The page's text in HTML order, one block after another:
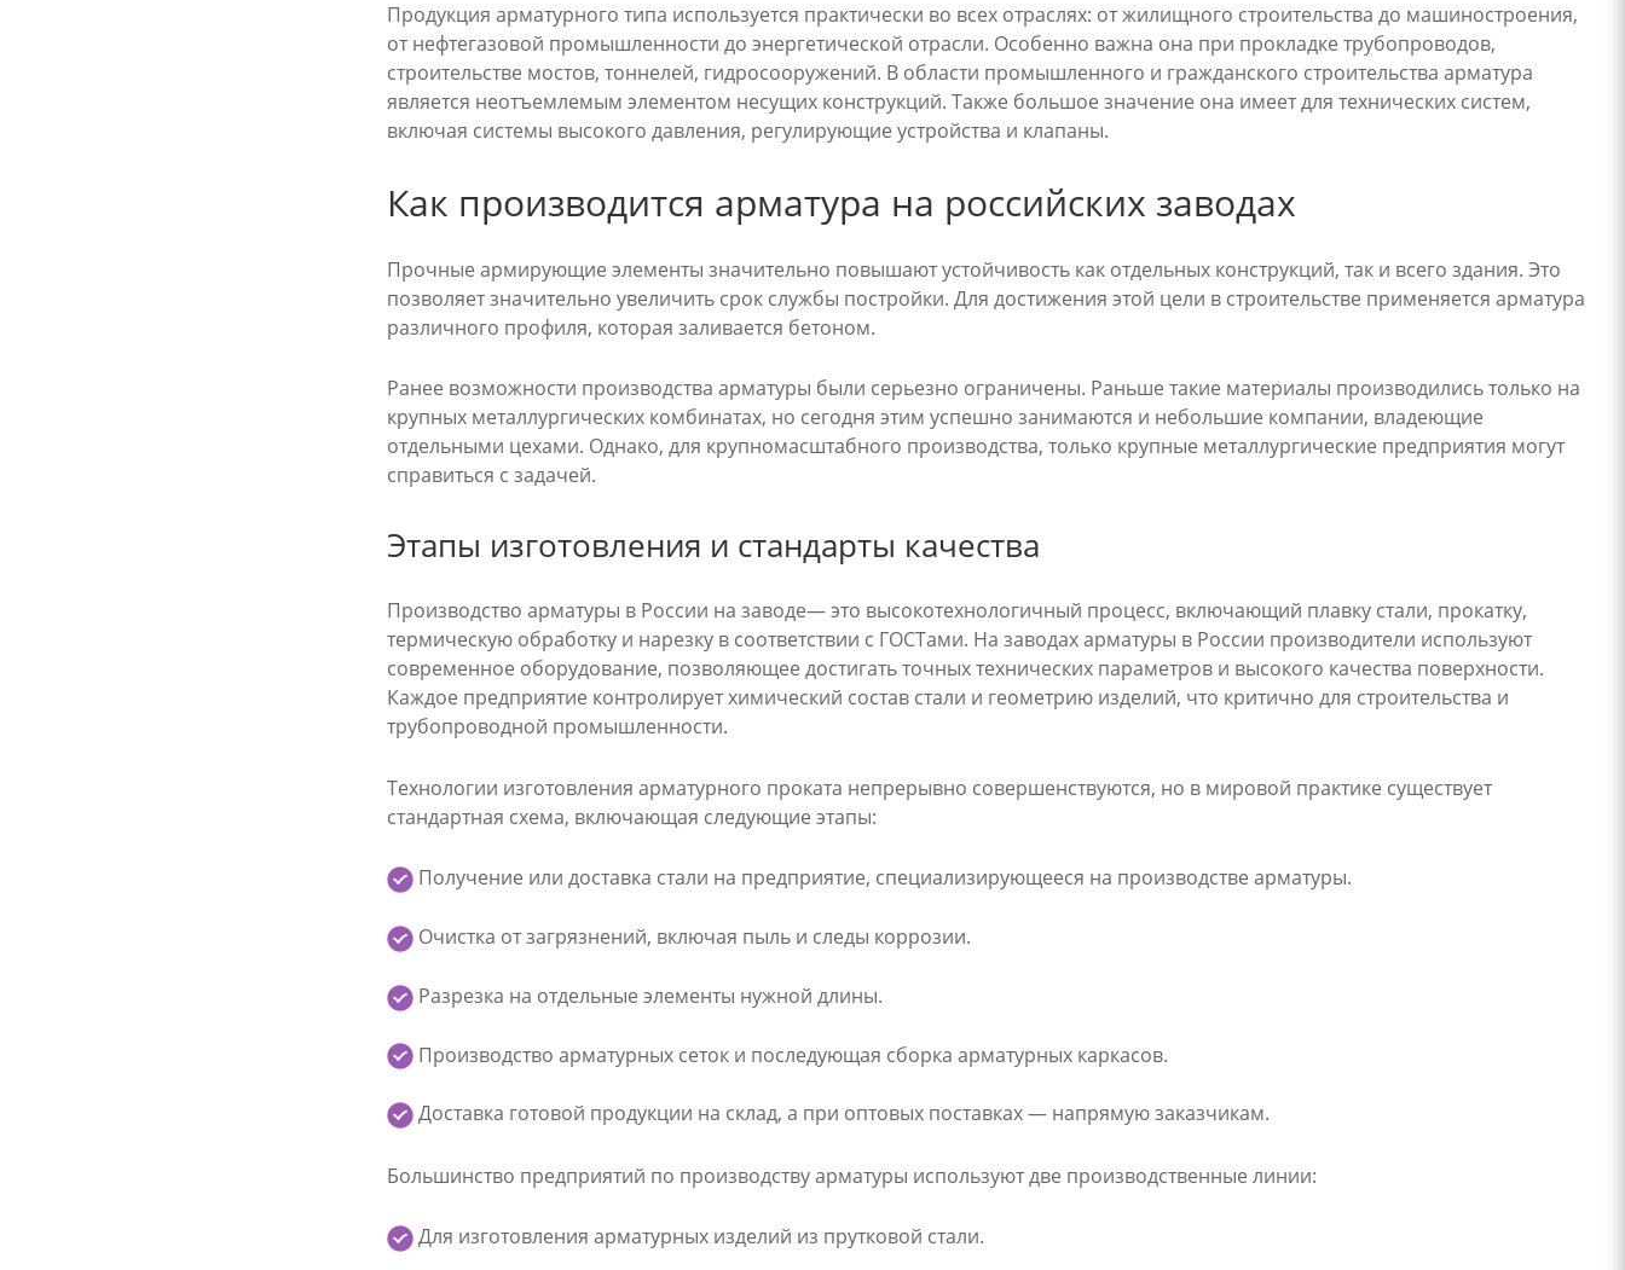
Продукция арматурного типа используется практически во всех отраслях: от жилищного строительства до машиностроения,
от нефтегазовой промышленности до энергетической отрасли. Особенно важна она при прокладке трубопроводов,
строительстве мостов, тоннелей, гидросооружений. В области промышленного и гражданского строительства арматура
является неотъемлемым элементом несущих конструкций. Также большое значение она имеет для технических систем,
включая системы высокого давления, регулирующие устройства и клапаны.
Как производится арматура на российских заводах
Прочные армирующие элементы значительно повышают устойчивость как отдельных конструкций, так и всего здания. Это
позволяет значительно увеличить срок службы постройки. Для достижения этой цели в строительстве применяется арматура
различного профиля, которая заливается бетоном.
Ранее возможности производства арматуры были серьезно ограничены. Раньше такие материалы производились только на
крупных металлургических комбинатах, но сегодня этим успешно занимаются и небольшие компании, владеющие
отдельными цехами. Однако, для крупномасштабного производства, только крупные металлургические предприятия могут
справиться с задачей.
Этапы изготовления и стандарты качества
Производство арматуры в России на заводе— это высокотехнологичный процесс, включающий плавку стали, прокатку,
термическую обработку и нарезку в соответствии с ГОСТами. На заводах арматуры в России производители используют
современное оборудование, позволяющее достигать точных технических параметров и высокого качества поверхности.
Каждое предприятие контролирует химический состав стали и геометрию изделий, что критично для строительства и
трубопроводной промышленности.
Технологии изготовления арматурного проката непрерывно совершенствуются, но в мировой практике существует
стандартная схема, включающая следующие этапы:
Получение или доставка стали на предприятие, специализирующееся на производстве арматуры.
Очистка от загрязнений, включая пыль и следы коррозии.
Разрезка на отдельные элементы нужной длины.
Производство арматурных сеток и последующая сборка арматурных каркасов.
Доставка готовой продукции на склад, а при оптовых поставках — напрямую заказчикам.
Большинство предприятий по производству арматуры используют две производственные линии:
Для изготовления арматурных изделий из прутковой стали.